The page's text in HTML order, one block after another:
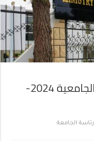
قرار يتضمن رزنامة العطل الجامعية 2024-
رئاسة الجامعة